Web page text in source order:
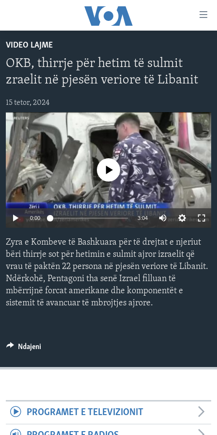
faqen
kryesore
tek
kryesore
Kalo
tek
kërkimi
FAQJA KRYESORE
KATEGORITË
BALLKANI
EVROPA
BOTA
MJEDISI
KULTURË
SHKENCË DHE TEKNOLOGJI
SHËNDETËSI
INTERVISTA
DITARI
DITARI
Learning English
FOLLOW US
Gjuhët
VIDEO LAJME
OKB, thirrje për hetim të sulmit
zraelit në pjesën veriore të Libanit
15 tetor, 2024
No media source currently available
0:00 3:04
Zyra e Kombeve të Bashkuara për të drejtat e njeriut
bëri thirrje sot për hetimin e sulmit ajror izraelit që
vrau të paktën 22 persona në pjesën veriore të Libanit.
Ndërkohë, Pentagoni tha senë Izrael filluan të
mbërrijnë forcat amerikane dhe komponentët e
sistemit të avancuar të mbrojtjes ajrore.
Ndajeni
PROGRAMET E TELEVIZIONIT